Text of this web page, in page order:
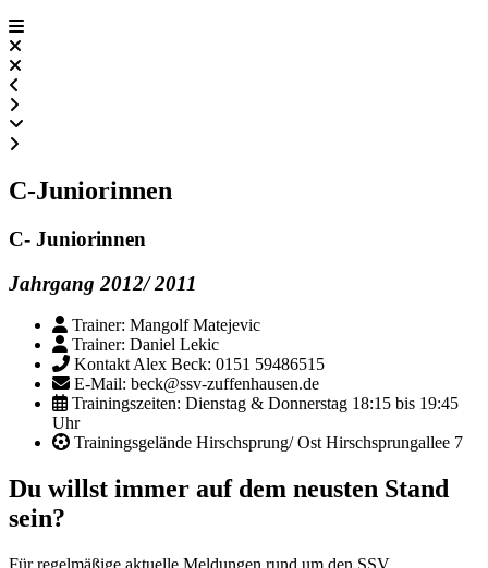
C-Juniorinnen
C- Juniorinnen
Jahrgang 2012/ 2011
Trainer: Mangolf Matejevic
Trainer: Daniel Lekic
Kontakt Alex Beck: 0151 59486515
E-Mail: beck@ssv-zuffenhausen.de
Trainingszeiten: Dienstag & Donnerstag 18:15 bis 19:45
Uhr
Trainingsgelände Hirschsprung/ Ost Hirschsprungallee 7
Du willst immer auf dem neusten Stand
sein?
Für regelmäßige aktuelle Meldungen rund um den SSV